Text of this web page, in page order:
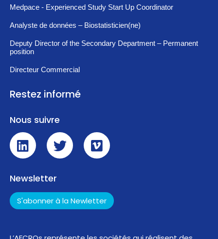
Medpace - Experienced Study Start Up Coordinator
Analyste de données – Biostatisticien(ne)
Deputy Director of the Secondary Department – Permanent
position
Directeur Commercial
Restez informé
Nous suivre
Newsletter
S'abonner à la Newletter